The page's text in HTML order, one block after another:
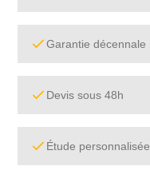
Garantie décennale
Devis sous 48h
Étude personnalisée